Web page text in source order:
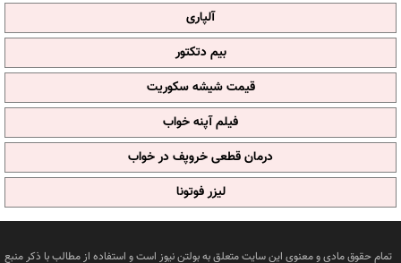
آلپاری
بیم دتکتور
قیمت شیشه سکوریت
فیلم آپنه خواب
درمان قطعی خروپف در خواب
لیزر فوتونا
تمام حقوق مادی و معنوی این سایت متعلق به بولتن نیوز است و استفاده از مطالب با ذکر منبع